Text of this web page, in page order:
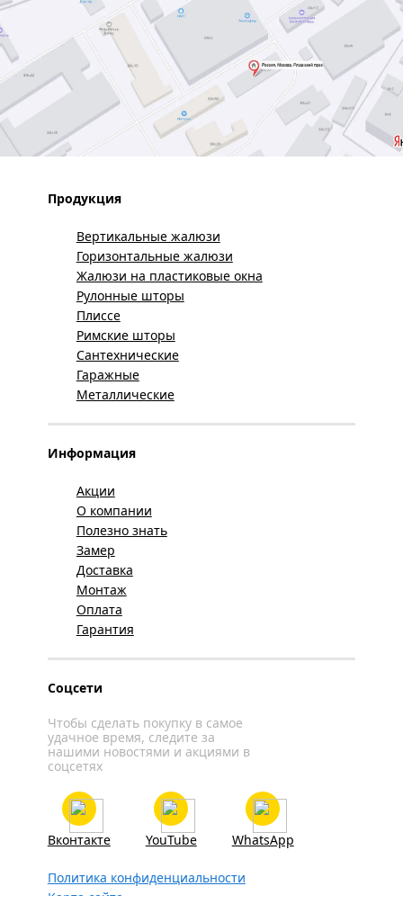
Продукция
Вертикальные жалюзи
Горизонтальные жалюзи
Жалюзи на пластиковые окна
Рулонные шторы
Плиссе
Римские шторы
Сантехнические
Гаражные
Металлические
Информация
Акции
О компании
Полезно знать
Замер
Доставка
Монтаж
Оплата
Гарантия
Соцсети
Чтобы сделать покупку в самое
удачное время, следите за
нашими новостями и акциями в
соцсетях
Вконтакте YouTube WhatsApp
Политика конфиденциальности
Карта сайта